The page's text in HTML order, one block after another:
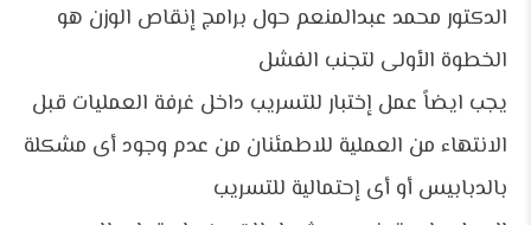
الدكتور محمد عبدالمنعم حول برامج إنقاص الوزن هو
الخطوة الأولى لتجنب الفشل
يجب ايضاً عمل إختبار للتسريب داخل غرفة العمليات قبل
الانتهاء من العملية للاطمئنان من عدم وجود أى مشكلة
بالدبابيس أو أى إحتمالية للتسريب